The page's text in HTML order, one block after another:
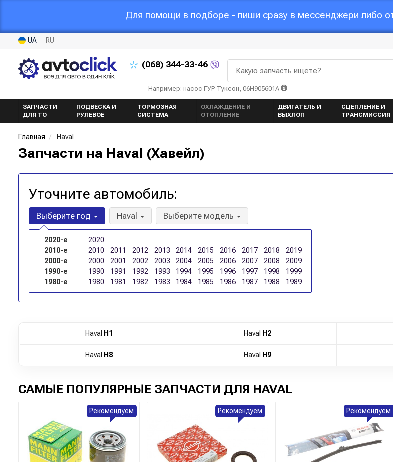
Для помощи в подборе - пиши сразу в мессенджери либо
UA RU
(068) 344-33-46
Какую запчасть ищете?
Например: насос ГУР Туксон, 06H905601A
ЗАПЧАСТИ
ДЛЯ ТО
ПОДВЕСКА И
РУЛЕВОЕ
ТОРМОЗНАЯ
СИСТЕМА
ОХЛАЖДЕНИЕ И
ОТОПЛЕНИЕ
ДВИГАТЕЛЬ И
ВЫХЛОП
СЦЕПЛЕНИЕ И
ТРАНСМИССИЯ
Главная Haval
Запчасти на Haval (Хавейл)
Уточните автомобиль:
Выберите год
2020-е
2020
2010-е
2010 2011 2012 2013 2014 2015 2016 2017 2018
2019
2000-е
2000 2001 2002 2003 2004 2005 2006 2007 2008
2009
1990-е
1990 1991 1992 1993 1994 1995 1996 1997 1998
1999
1980-е
1980 1981 1982 1983 1984 1985 1986 1987 1988 1989
Haval Выберите модель
Haval H1 Haval H2
Haval H8 Haval H9
САМЫЕ ПОПУЛЯРНЫЕ ЗАПЧАСТИ ДЛЯ HAVAL
Рекомендуем Рекомендуем Рекомендуем